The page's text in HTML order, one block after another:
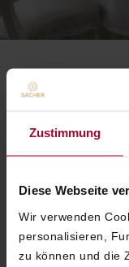
Zustimmung
Diese Webseite
Wir verwenden
personalisieren,
zu können und die
begeistern